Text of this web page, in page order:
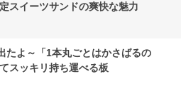
スイーツサンドの爽快な魅力
たよ～「1本丸ごとはかさばるの
スッキリ持ち運べる板